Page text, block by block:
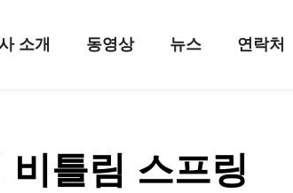
소개 동영상 뉴스 연락처
비틀림 스프링